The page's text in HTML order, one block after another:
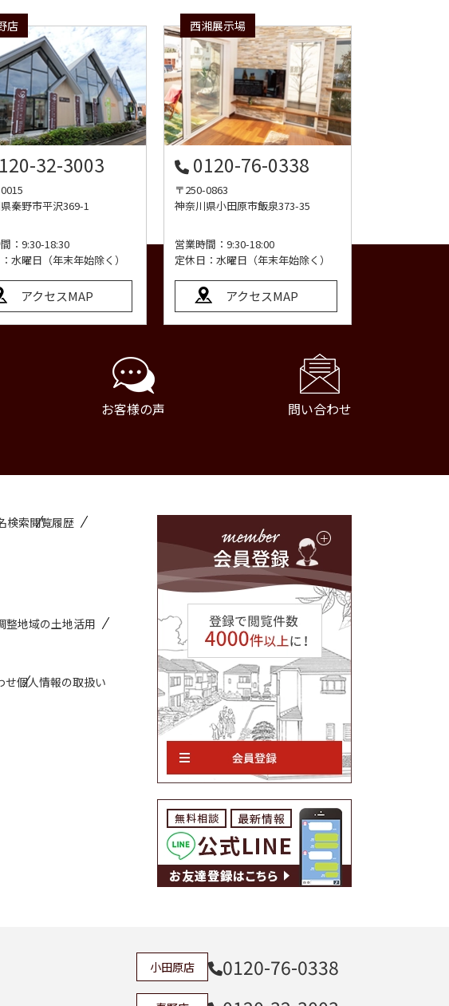
市街化調整地域の土地活用
神奈川県小田原市飯泉373-35
店
32-3003
秦野市平沢369-1
：9:30-18:30
水曜日（年末年始除く）
アクセスMAP
西湘展示場
0120-76-0338
〒250-0863
神奈川県小田原市飯泉373-35
営業時間：9:30-18:00
定休日：水曜日（年末年始除く）
アクセスMAP
お客様の声 問い合わせ
検索閲覧履歴
整地域の土地活用
せ個人情報の取扱い
小田原店 0120-76-0338